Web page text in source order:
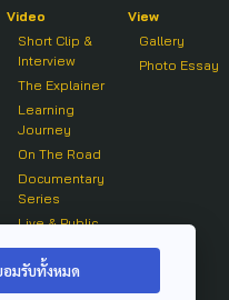
Video
Short Clip &
Interview
The Explainer
Learning
Journey
On The Road
Documentary
Series
Live & Public
On air Clip
View
Gallery
Photo Essay
อมรับทั้งหมด